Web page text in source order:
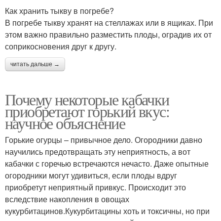
Как хранить тыкву в погребе?
В погребе тыкву хранят на стеллажах или в ящиках. При
этом важно правильно разместить плоды, оградив их от
соприкосновения друг к другу.
читать дальше →
Почему некоторые кабачки
приобретают горький вкус:
научное объяснение
Горькие огурцы – привычное дело. Огородники давно
научились предотвращать эту неприятность, а вот
кабачки с горечью встречаются нечасто. Даже опытные
огородники могут удивиться, если плоды вдруг
приобретут неприятный привкус. Происходит это
вследствие накопления в овощах
кукурбитацинов.Кукурбитацины хоть и токсичны, но при